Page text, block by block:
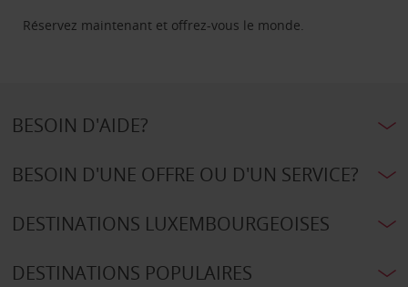
Réservez maintenant et offrez-vous le monde.
BESOIN D'AIDE?
BESOIN D'UNE OFFRE OU D'UN SERVICE?
DESTINATIONS LUXEMBOURGEOISES
DESTINATIONS POPULAIRES